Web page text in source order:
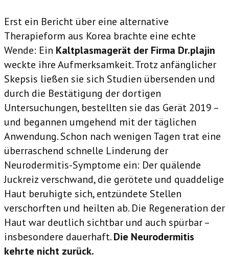
Erst ein Bericht über eine alternative
Therapieform aus Korea brachte eine echte
Wende: Ein Kaltplasmagerät der Firma Dr.plajin
weckte ihre Aufmerksamkeit. Trotz anfänglicher
Skepsis ließen sie sich Studien übersenden und
durch die Bestätigung der dortigen
Untersuchungen, bestellten sie das Gerät 2019 –
und begannen umgehend mit der täglichen
Anwendung. Schon nach wenigen Tagen trat eine
überraschend schnelle Linderung der
Neurodermitis-Symptome ein: Der quälende
Juckreiz verschwand, die gerötete und quaddelige
Haut beruhigte sich, entzündete Stellen
verschorften und heilten ab. Die Regeneration der
Haut war deutlich sichtbar und auch spürbar –
insbesondere dauerhaft.Die Neurodermitis
kehrte nicht zurück.